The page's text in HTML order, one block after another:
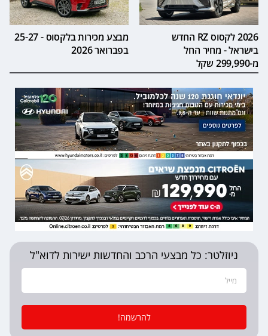
2026 לקסוס RZ החדש
בישראל - מחיר החל
מ-299,990 שקל
מבצע מכירות בלקסוס - 25-27
בפברואר 2026
ניוזלטר: כל מבצעי הרכב והחדשות ישירות לדוא"ל
להרשמה!